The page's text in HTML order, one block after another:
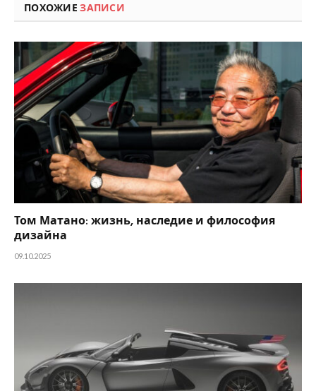
ПОХОЖИЕЗАПИСИ
Том Матано: жизнь, наследие и философия
дизайна
09.10.2025